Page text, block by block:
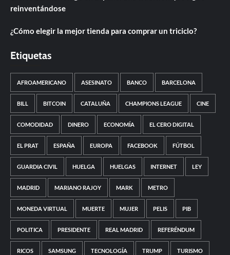
reinventándose
¿Cómo elegir la mejor tienda para comprar un triciclo?
Etiquetas
AFROAMERICANO ASESINATO BANCO BARCELONA
BILL BITCOIN CATALUÑA CHAMPIONS LEAGUE CINE
COMODIDAD DINERO ECONOMÍA EL CERO DIGITAL
EL PRAT ESPAÑA EUROPA FACEBOOK FÚTBOL
GUARDIA CIVIL HUELGA HUELGAS INTERNET LEY
MADRID MARIANO RAJOY MARK METRO
MONEDA VIRTUAL MUERTE MUJER PELIS PIB
POLITICA PRESIDENTE REAL MADRID REFERÉNDUM
RICOS SAMSUNG TECNOLOGÍA TRUMP TURISMO